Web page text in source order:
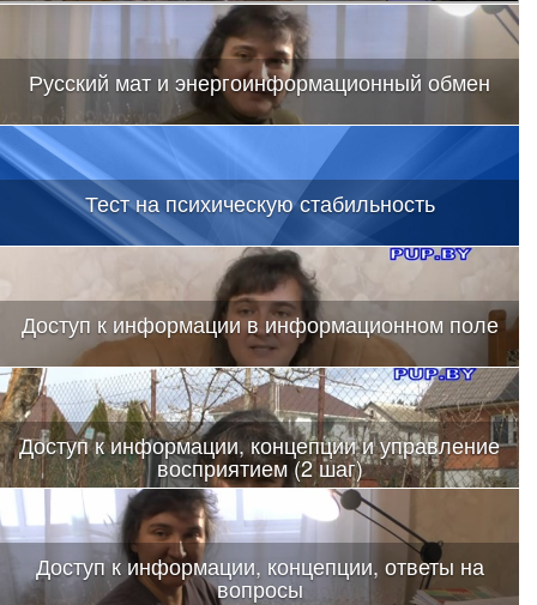
Русский мат и энергоинформационный обмен
Тест на психическую стабильность
Доступ к информации в информационном поле
Доступ к информации, концепции и управление
восприятием (2 шаг)
Доступ к информации, концепции, ответы на
вопросы